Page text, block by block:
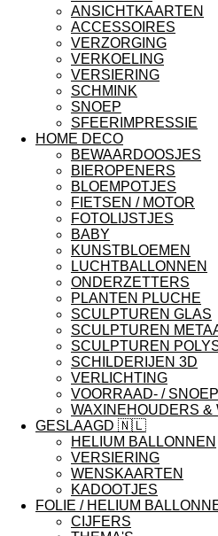
ANSICHTKAARTEN
ACCESSOIRES
VERZORGING
VERKOELING
VERSIERING
SCHMINK
SNOEP
SFEERIMPRESSIE
HOME DECO
BEWAARDOOSJES
BIEROPENERS
BLOEMPOTJES
FIETSEN / MOTOR
FOTOLIJSTJES
BABY
KUNSTBLOEMEN
LUCHTBALLONNEN
ONDERZETTERS
PLANTEN PLUCHE
SCULPTUREN GLAS
SCULPTUREN
SCULPTUREN
SCHILDERIJEN 3D
VERLICHTING
VOORRAAD- /
WAXINEHOUDERS &
GESLAAGD 🇳🇱
HELIUM BALLONNEN
VERSIERING
WENSKAARTEN
KADOOTJES
FOLIE / HELIUM
CIJFERS